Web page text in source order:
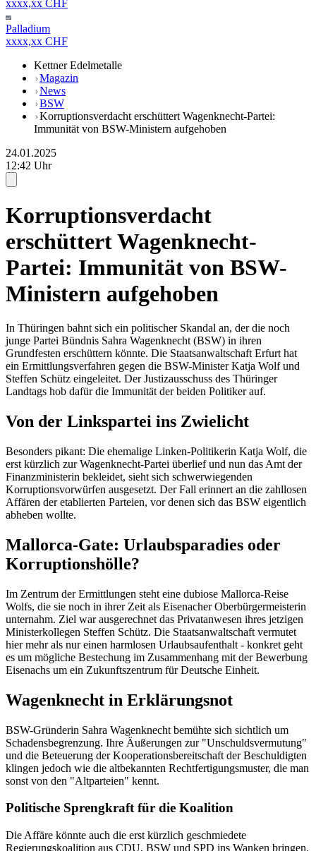
xxxx,xx CHF
Palladium
xxxx,xx CHF
Kettner Edelmetalle
Magazin
News
BSW
Korruptionsverdacht erschüttert Wagenknecht-Partei:
Immunität von BSW-Ministern aufgehoben
24.01.2025
12:42 Uhr
Korruptionsverdacht
erschüttert Wagenknecht-
Partei: Immunität von BSW-
Ministern aufgehoben
In Thüringen bahnt sich ein politischer Skandal an, der die noch
junge Partei Bündnis Sahra Wagenknecht (BSW) in ihren
Grundfesten erschüttern könnte. Die Staatsanwaltschaft Erfurt hat
ein Ermittlungsverfahren gegen die BSW-Minister Katja Wolf und
Steffen Schütz eingeleitet. Der Justizausschuss des Thüringer
Landtags hob dafür die Immunität der beiden Politiker auf.
Von der Linkspartei ins Zwielicht
Besonders pikant: Die ehemalige Linken-Politikerin Katja Wolf, die
erst kürzlich zur Wagenknecht-Partei überlief und nun das Amt der
Finanzministerin bekleidet, sieht sich schwerwiegenden
Korruptionsvorwürfen ausgesetzt. Der Fall erinnert an die zahllosen
Affären der etablierten Parteien, vor denen sich das BSW eigentlich
abheben wollte.
Mallorca-Gate: Urlaubsparadies oder
Korruptionshölle?
Im Zentrum der Ermittlungen steht eine dubiose Mallorca-Reise
Wolfs, die sie noch in ihrer Zeit als Eisenacher Oberbürgermeisterin
unternahm. Ziel war ausgerechnet das Privatanwesen ihres jetzigen
Ministerkollegen Steffen Schütz. Die Staatsanwaltschaft vermutet
hier mehr als nur einen harmlosen Urlaubsaufenthalt - konkret geht
es um mögliche Bestechung im Zusammenhang mit der Bewerbung
Eisenachs um ein Zukunftszentrum für Deutsche Einheit.
Wagenknecht in Erklärungsnot
BSW-Gründerin Sahra Wagenknecht bemühte sich sichtlich um
Schadensbegrenzung. Ihre Äußerungen zur "Unschuldsvermutung"
und die Beteuerung der Kooperationsbereitschaft der Beschuldigten
klingen jedoch wie die altbekannten Rechtfertigungsmuster, die man
sonst von den "Altparteien" kennt.
Politische Sprengkraft für die Koalition
Die Affäre könnte auch die erst kürzlich geschmiedete
Regierungskoalition aus CDU, BSW und SPD ins Wanken bringen.